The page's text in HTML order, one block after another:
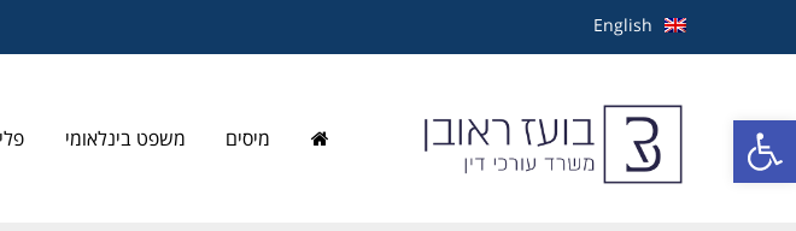
פתח סרגל נגישות
English
מיסים משפט בינלאומי